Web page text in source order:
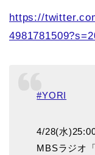
https://
#YORI
4/28(水
MBSラジオ